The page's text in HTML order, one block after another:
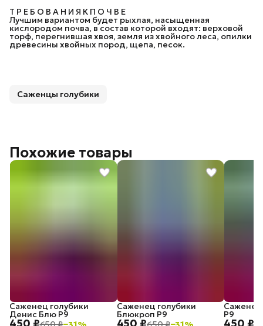
Т Р Е Б О В А Н И Я К П О Ч В Е
Лучшим вариантом будет рыхлая, насыщенная
кислородом почва, в состав которой входят: верховой
торф, перегнившая хвоя, земля из хвойного леса, опилки
древесины хвойных пород, щепа, песок.
Саженцы голубики
Похожие товары
Саженец голубики
Денис Блю P9
Саженец голубики
Блюкроп P9
Саженец
P9